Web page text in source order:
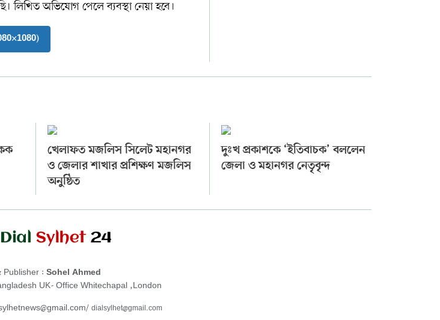
লিখিত অভিযোগ পেলে ব্যবস্থা নেয়া হবে।
খেলাফত মজলিস সিলেট মহানগর
ও জেলার শাখার প্রশিক্ষণ মজলিস
অনুষ্ঠিত
দুঃখ প্রকাশকে ‘ইতিবাচক’ বললেন
জেলা ও মহানগর নেতৃবৃন্দ
Publisher : Sohel Ahmed
UK- Office Whitechapal ,London
dialsylhet@gmail.com